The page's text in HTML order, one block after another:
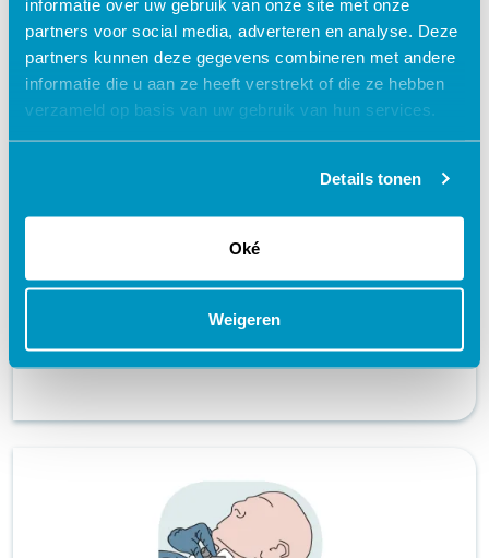
informatie over uw gebruik van onze site met onze
partners voor social media, adverteren en analyse. Deze
partners kunnen deze gegevens combineren met andere
informatie die u aan ze heeft verstrekt of die ze hebben
verzameld op basis van uw gebruik van hun services.
Details tonen
Oké
Weigeren
(PICC) | Video’s | Arrangement